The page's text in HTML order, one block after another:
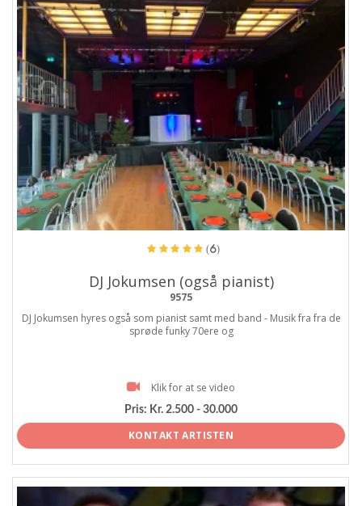
ProArtist
(6)
DJ Jokumsen (også pianist)
9575
DJ Jokumsen hyres også som pianist samt med band - Musik fra fra de
sprøde funky 70ere og
Klik for at se video
Pris: Kr. 2.500 - 30.000
KONTAKT ARTISTEN